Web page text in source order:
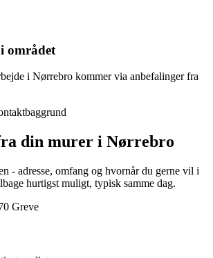
området
i Nørrebro kommer via anbefalinger fra
din murer i Nørrebro
- adresse, omfang og hvornår du gerne vil i
hurtigst muligt, typisk samme dag.
Greve